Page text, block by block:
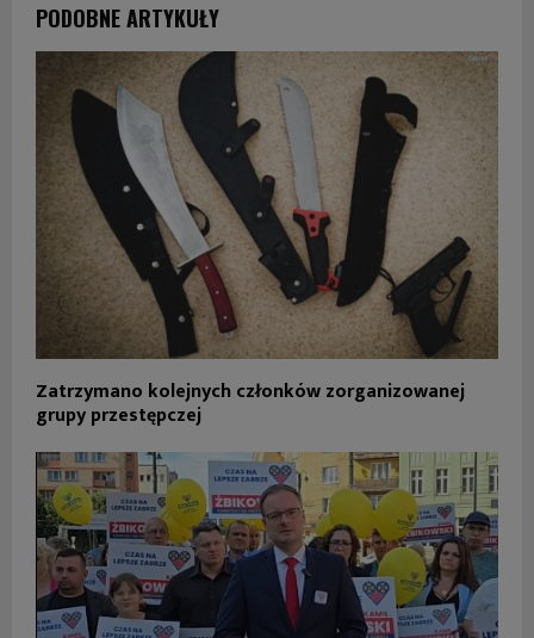
PODOBNE ARTYKUŁY
Zatrzymano kolejnych członków zorganizowanej
grupy przestępczej